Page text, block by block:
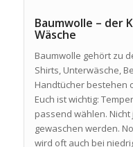
Baumwolle – der
Wäsche
Baumwolle gehört zu
Shirts, Unterwäsche,
Handtücher bestehen
Euch ist wichtig:
passend wählen.
gewaschen werden.
wird oft auch bei